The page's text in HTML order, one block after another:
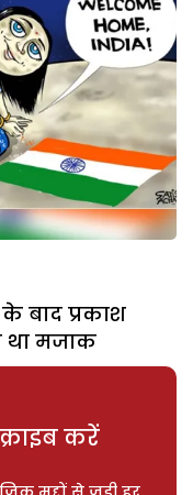
बाद प्रकाश
था मजाक
करें